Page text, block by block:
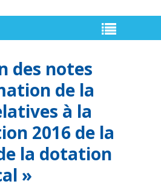
des notes
de la
à la
2016 de la
la dotation
»